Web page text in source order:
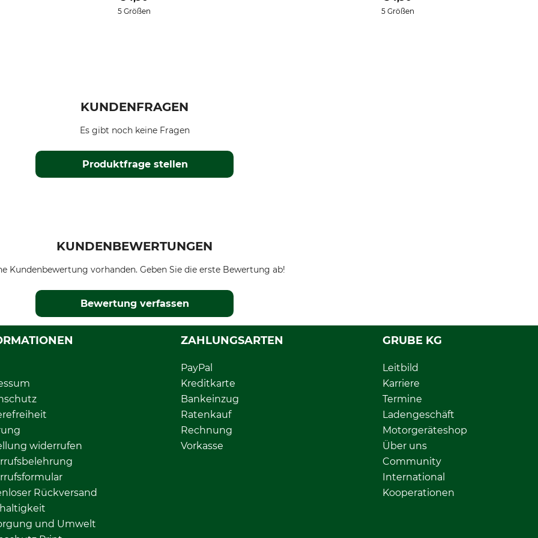
5 Größen 5 Größen
KUNDENFRAGEN
Produktfrage stellen
Es gibt noch keine Fragen
KUNDENBEWERTUNGEN
Kundenbewertung vorhanden. Geben Sie die erste Bewertung ab!
Bewertung verfassen
widerrufen
Rückversand
und Umwelt
ZAHLUNGSARTEN
PayPal
Kreditkarte
Bankeinzug
Ratenkauf
Rechnung
Vorkasse
GRUBE KG
Leitbild
Karriere
Termine
Ladengeschäft
Motorgeräteshop
Über uns
Community
International
Kooperationen